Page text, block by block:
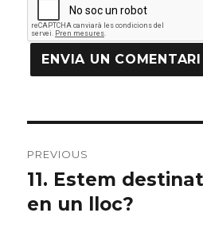
d'articles
PREVIOUS
Previous
post:
11. Estem
en un lloc?